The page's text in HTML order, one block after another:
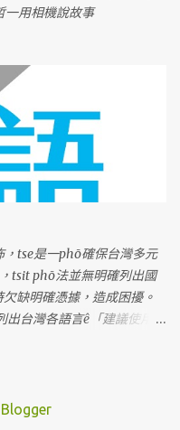
用相機說故事
tse是一phō確保台灣多元
tsit phō法並無明確列出國
缺明確憑據，造成困擾。
出台灣各語言ê「建議使用名
南語」正名做「台語」。 阮